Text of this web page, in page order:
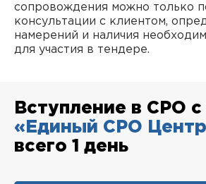
сопровождения можно только
консультации с клиентом,
намерений и наличия
для участия в тендере.
Вступление в СРО
«Единый СРО
всего 1 день